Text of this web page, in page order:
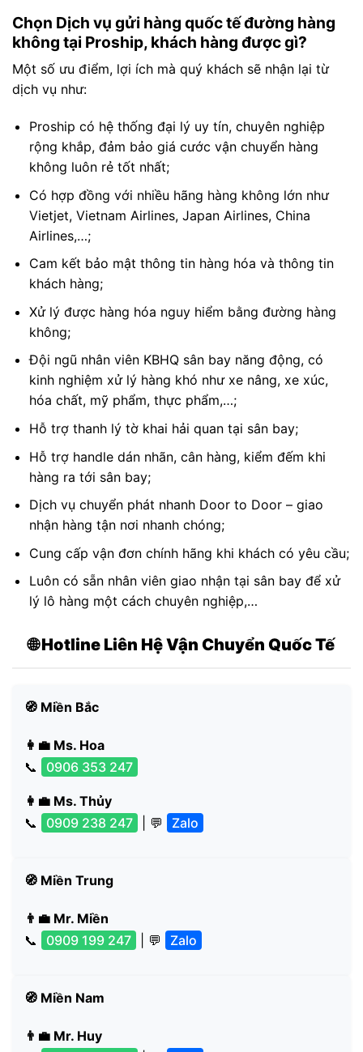
Chọn Dịch vụ gửi hàng quốc tế đường hàng
không tại Proship, khách hàng được gì?
Một số ưu điểm, lợi ích mà quý khách sẽ nhận lại từ
dịch vụ như:
Proship có hệ thống đại lý uy tín, chuyên nghiệp
rộng khắp, đảm bảo giá cước vận chuyển hàng
không luôn rẻ tốt nhất;
Có hợp đồng với nhiều hãng hàng không lớn như
Vietjet, Vietnam Airlines, Japan Airlines, China
Airlines,…;
Cam kết bảo mật thông tin hàng hóa và thông tin
khách hàng;
Xử lý được hàng hóa nguy hiểm bằng đường hàng
không;
Đội ngũ nhân viên KBHQ sân bay năng động, có
kinh nghiệm xử lý hàng khó như xe nâng, xe xúc,
hóa chất, mỹ phẩm, thực phẩm,…;
Hỗ trợ thanh lý tờ khai hải quan tại sân bay;
Hỗ trợ handle dán nhãn, cân hàng, kiểm đếm khi
hàng ra tới sân bay;
Dịch vụ chuyển phát nhanh Door to Door – giao
nhận hàng tận nơi nhanh chóng;
Cung cấp vận đơn chính hãng khi khách có yêu cầu;
Luôn có sẵn nhân viên giao nhận tại sân bay để xử
lý lô hàng một cách chuyên nghiệp,…
🌐 Hotline Liên Hệ Vận Chuyển Quốc Tế
🧭 Miền Bắc
👩‍💼 Ms. Hoa
📞
0906 353 247
👩‍💼 Ms. Thủy
📞
0909 238 247 | 💬 Zalo
🧭 Miền Trung
👨‍💼 Mr. Miền
📞
0909 199 247 | 💬 Zalo
🧭 Miền Nam
👨‍💼 Mr. Huy